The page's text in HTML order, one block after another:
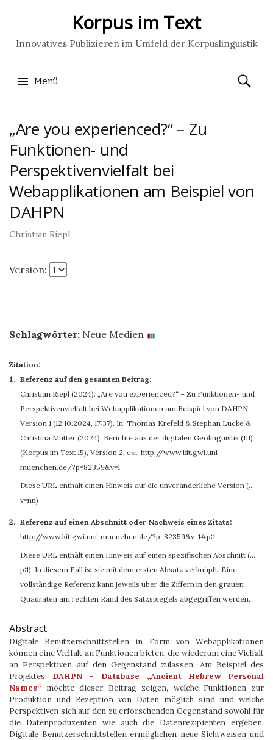
Korpus im Text
Innovatives Publizieren im Umfeld der Korpuslinguistik
Menü
zum
Suchen
nach:
„Are you experienced?“ – Zu
Funktionen- und
Perspektivenvielfalt bei
Webapplikationen am Beispiel von
DAHPN
Christian Riepl
Version:
Schlagwörter: Neue Medien
Zitation:
Referenz auf den gesamten Beitrag:
Christian Riepl (2024): „Are you experienced?“ – Zu Funktionen- und
Perspektivenvielfalt bei Webapplikationen am Beispiel von DAHPN,
Version 1 (12.10.2024, 17:37). In: Thomas Krefeld & Stephan Lücke &
Christina Mutter (2024): Berichte aus der digitalen Geolinguistik (III)
(Korpus im Text 15), Version 2, url: http://www.kit.gwi.uni-
muenchen.de/?p=82359&v=1
Diese URL enthält einen Hinweis auf die unveränderliche Version (…
v=nn)
Referenz auf einen Abschnitt oder Nachweis eines Zitats:
http://www.kit.gwi.uni-muenchen.de/?p=82359&v=1#p:1
Diese URL enthält einen Hinweis auf einen spezifischen Abschnitt (…
p:1). In diesem Fall ist sie mit dem ersten Absatz verknüpft. Eine
vollständige Referenz kann jeweils über die Ziffern in den grauen
Quadraten am rechten Rand des Satzspiegels abgegriffen werden.
Abstract
Digitale Benutzerschnittstellen in Form von Webapplikationen
können eine Vielfalt an Funktionen bieten, die wiederum eine Vielfalt
an Perspektiven auf den Gegenstand zulassen. Am Beispiel des
Projektes DAHPN – Database „Ancient Hebrew Personal
Names“ möchte dieser Beitrag zeigen, welche Funktionen zur
Produktion und Rezeption von Daten möglich sind und welche
Perspektiven sich auf den zu erforschenden Gegenstand sowohl für
die Datenproduzenten wie auch die Datenrezipienten ergeben.
Digitale Benutzerschnittstellen ermöglichen neue Sichtweisen und